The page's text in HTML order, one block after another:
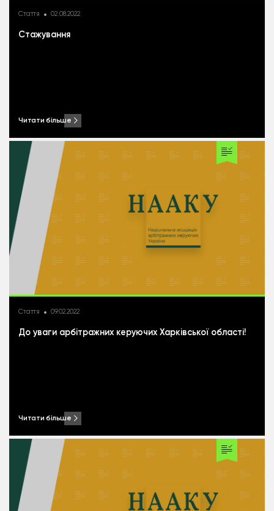
Стаття 02.08.2022
Стажування
Читати більше
Стаття 09.02.2022
До уваги арбітражних керуючих Харківської області!￼
Читати більше